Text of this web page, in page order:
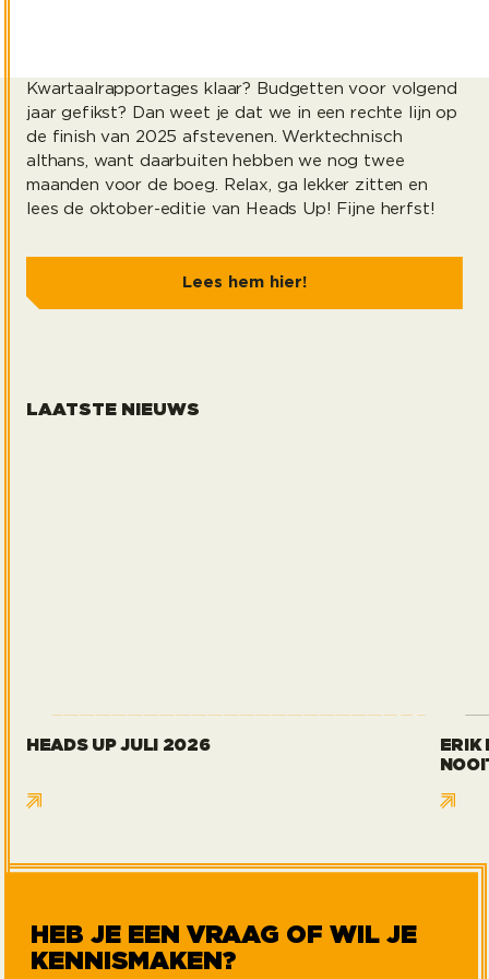
Kwartaalrapportages klaar? Budgetten voor volgend
jaar gefikst? Dan weet je dat we in een rechte lijn op
de finish van 2025 afstevenen. Werktechnisch
althans, want daarbuiten hebben we nog twee
maanden voor de boeg. Relax, ga lekker zitten en
lees de oktober-editie van Heads Up! Fijne herfst!
Lees hem hier!
LAATSTE NIEUWS
HEADS UP JULI 2026
ERIK
HEB JE EEN VRAAG OF WIL JE
KENNISMAKEN?